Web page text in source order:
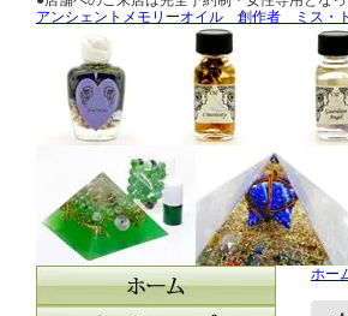
アンシェントメモリーオイル 創作者 ミス・
ホー